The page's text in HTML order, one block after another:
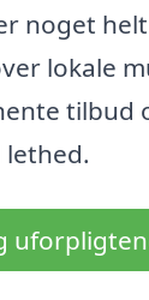
noget
lokale
tilbud